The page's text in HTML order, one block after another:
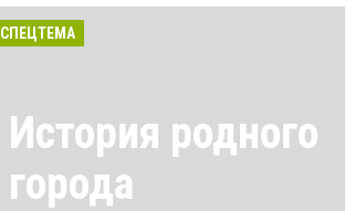
СПЕЦТЕМА
История родного
города